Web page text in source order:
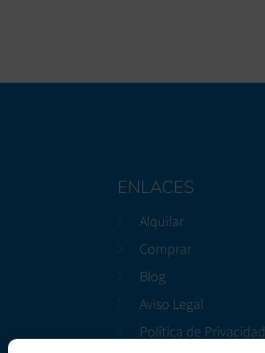
ENLACES
Alquilar
Comprar
Blog
Aviso Legal
Política de Privacidad